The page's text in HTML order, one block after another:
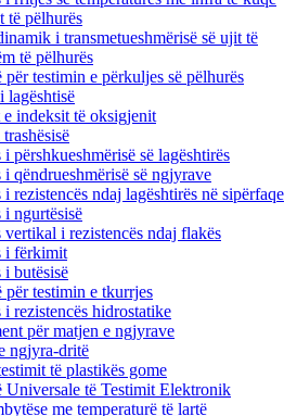
të pëlhurës
i transmetueshmërisë së ujit të
të pëlhurës
testimin e përkuljes së pëlhurës
lagështisë
e indeksit të oksigjenit
i përshkueshmërisë së lagështirës
i qëndrueshmërisë së ngjyrave
i rezistencës ndaj lagështirës në sipërfaqe
i ngurtësisë
vertikal i rezistencës ndaj flakës
i fërkimit
i butësisë
për testimin e tkurrjes
i rezistencës hidrostatike
për matjen e ngjyrave
ngjyra-dritë
të plastikës gome
Universale të Testimit Elektronik
me temperaturë të lartë